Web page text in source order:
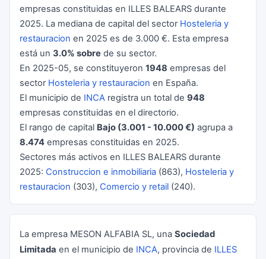
empresas constituidas en ILLES BALEARS durante
2025. La mediana de capital del sector Hosteleria y
restauracion en 2025 es de 3.000 €. Esta empresa
está un 3.0% sobre de su sector.
En 2025-05, se constituyeron 1948 empresas del
sector Hosteleria y restauracion en España.
El municipio de INCA registra un total de 948
empresas constituidas en el directorio.
El rango de capital Bajo (3.001 - 10.000 €) agrupa a
8.474 empresas constituidas en 2025.
Sectores más activos en ILLES BALEARS durante
2025: Construccion e inmobiliaria (863), Hosteleria y
restauracion (303), Comercio y retail (240).
La empresa MESON ALFABIA SL, una Sociedad
Limitada en el municipio de INCA, provincia de ILLES